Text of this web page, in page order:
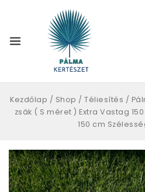
Kezdőlap / Shop / Téliesítés /
zsák ( S méret ) Extra Vastag
150 cm